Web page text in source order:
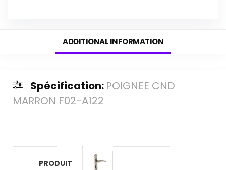
ADDITIONAL INFORMATION
Spécification: POIGNEE CND
MARRON F02-A122
PRODUIT